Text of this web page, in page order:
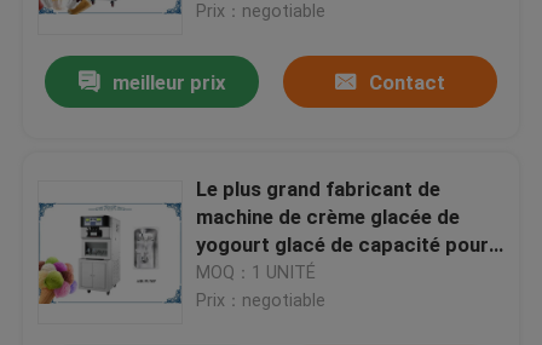
Prix：negotiable
meilleur prix Contact
Le plus grand fabricant de
machine de crème glacée de
yogourt glacé de capacité pour
le magasin de yaourt de service
d'individu
MOQ：1 UNITÉ
Prix：negotiable